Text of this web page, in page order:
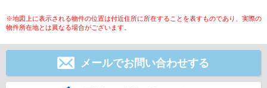
※地図上に表示される物件の位置は付近住所に所在することを表すものであり、実際の
物件所在地とは異なる場合がございます。
メールでお問い合わせする